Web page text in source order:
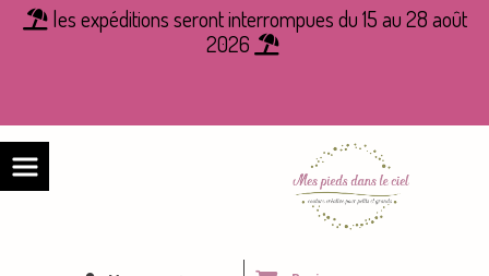
les expéditions seront interrompues du 15 au 28 août
2026 
Panneau de gestion des cookies